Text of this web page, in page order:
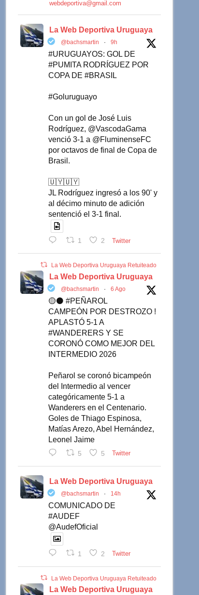
webdeportiva@gmail.com
La Web Deportiva Uruguaya
@bachsmartin · 9h
#URUGUAYOS: GOL DE
#PUMITA RODRÍGUEZ POR
COPA DE #BRASIL
#Goluruguayo
Con un gol de José Luis
Rodríguez, @VascodaGama
venció 3-1 a @FluminenseFC
por octavos de final de Copa de
Brasil.
🇺🇾🇺🇾
JL Rodríguez ingresó a los 90' y
al décimo minuto de adición
sentenció el 3-1 final.
1 2 Twitter
La Web Deportiva Uruguaya Retuiteado
La Web Deportiva Uruguaya
@bachsmartin · 6 Ago
🟡⚫️ #PEÑAROL
CAMPEÓN POR DESTROZO !
APLASTÓ 5-1 A
#WANDERERS Y SE
CORONÓ COMO MEJOR DEL
INTERMEDIO 2026
Peñarol se coronó bicampeón
del Intermedio al vencer
categóricamente 5-1 a
Wanderers en el Centenario.
Goles de Thiago Espinosa,
Matías Arezo, Abel Hernández,
Leonel Jaime
5 5 Twitter
La Web Deportiva Uruguaya
@bachsmartin · 14h
COMUNICADO DE
#AUDEF
@AudefOficial
1 2 Twitter
La Web Deportiva Uruguaya Retuiteado
La Web Deportiva Uruguaya